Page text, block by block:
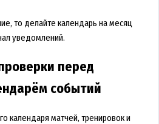
то делайте календарь на месяц
уведомлений.
перед
событий
календаря матчей, тренировок и